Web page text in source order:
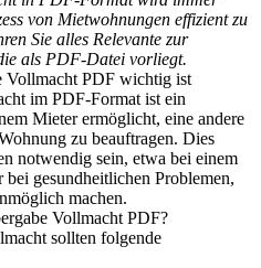
von Mietwohnungen effizient zu
Sie alles Relevante zur
als PDF-Datei vorliegt.
Vollmacht PDF wichtig ist
im PDF-Format ist ein
Mieter ermöglicht, eine andere
zu beauftragen. Dies
notwendig sein, etwa bei einem
gesundheitlichen Problemen,
machen.
Vollmacht PDF?
sollten folgende